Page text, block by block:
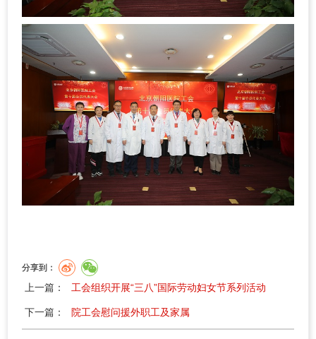
分享到：
上一篇： 工会组织开展“三八”国际劳动妇女节系列活动
下一篇： 院工会慰问援外职工及家属